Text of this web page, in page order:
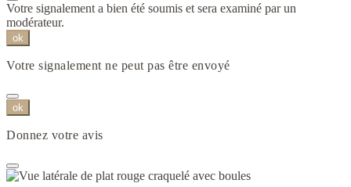
Votre signalement a bien été soumis et sera examiné par un
modérateur.
ok
Votre signalement ne peut pas être envoyé
ok
Donnez votre avis